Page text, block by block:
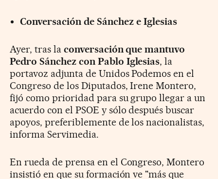
Conversación de Sánchez e Iglesias
Ayer, tras la conversación que mantuvo
Pedro Sánchez con Pablo Iglesias, la
portavoz adjunta de Unidos Podemos en el
Congreso de los Diputados, Irene Montero,
fijó como prioridad para su grupo llegar a un
acuerdo con el PSOE y sólo después buscar
apoyos, preferiblemente de los nacionalistas,
informa Servimedia.
En rueda de prensa en el Congreso, Montero
insistió en que su formación ve "más que